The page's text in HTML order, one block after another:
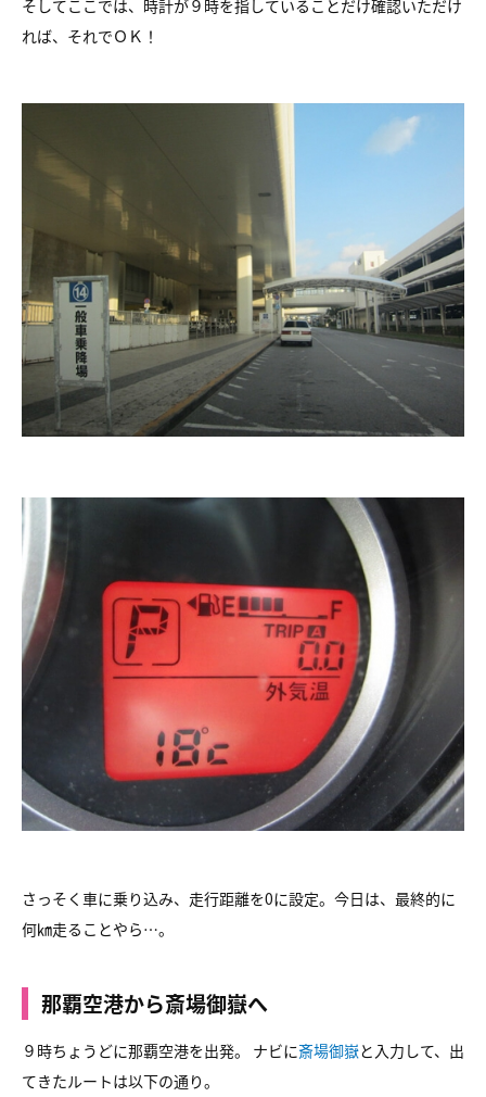
そしてここでは、時計が９時を指していることだけ確認いただけ
れば、それでＯＫ！
さっそく車に乗り込み、走行距離を0に設定。今日は、最終的に
何㎞走ることやら…。
那覇空港から斎場御嶽へ
９時ちょうどに那覇空港を出発。 ナビに斎場御嶽と入力して、出
てきたルートは以下の通り。